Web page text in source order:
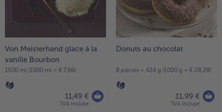
Von Meisterhand glace à la
vanille Bourbon
1500 ml (1000 ml = € 7,66)
11,49 €
TVA incluse
Donuts au chocolat
8 pièces = 424 g (1000 g = € 28,28)
11,99 €
TVA incluse